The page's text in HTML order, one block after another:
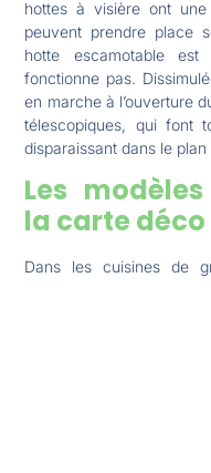
hottes à visière ont
peuvent prendre place
hotte escamotable est
fonctionne pas.
en marche à l’ouverture
télescopiques, qui font
disparaissant dans le
Les
la carte déco
Dans les cuisines de